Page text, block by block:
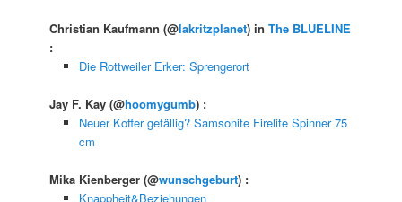
Christian Kaufmann(@lakritzplanet) inThe BLUELINE
:
Die Rottweiler Erker: Sprengerort
Jay F. Kay(@hoomygumb) :
Neuer Koffer gefällig? Samsonite Firelite Spinner 75
cm
Mika Kienberger(@wunschgeburt) :
Knappheit&Beziehungen